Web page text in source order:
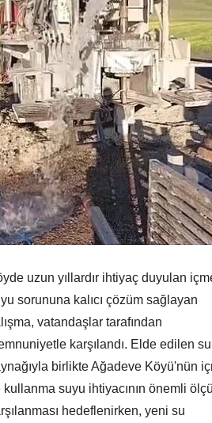
uzun yıllardır ihtiyaç duyulan
sorununa kalıcı çözüm sağlayan
vatandaşlar tarafından
karşılandı. Elde edilen su
birlikte Ağadeve Köyü'nün
kullanma suyu ihtiyacının önemli
hedeflenirken, yeni su